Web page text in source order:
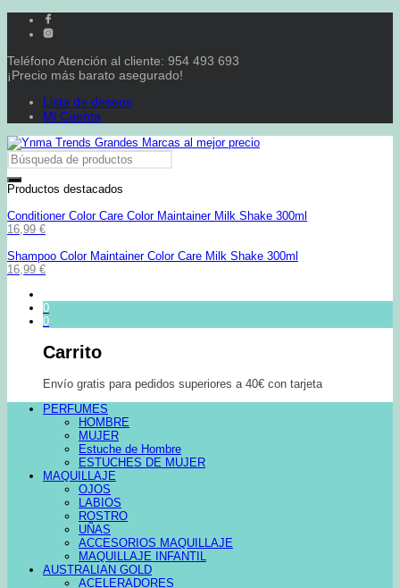
Teléfono Atención al cliente: 954 493 693
¡Precio más barato asegurado!
Lista de deseos
Mi Cuenta
Productos destacados
Conditioner Color Care Color Maintainer Milk Shake 300ml
16,99 €
Shampoo Color Maintainer Color Care Milk Shake 300ml
16,99 €
0
0
Carrito
Envío gratis para pedidos superiores a 40€ con tarjeta
PERFUMES
HOMBRE
MUJER
Estuche de Hombre
ESTUCHES DE MUJER
MAQUILLAJE
OJOS
LABIOS
ROSTRO
UÑAS
ACCESORIOS MAQUILLAJE
MAQUILLAJE INFANTIL
AUSTRALIAN GOLD
ACELERADORES